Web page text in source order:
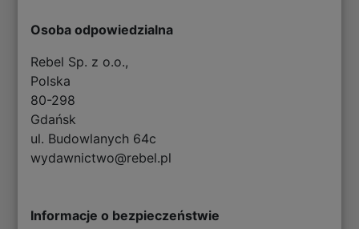
Osoba odpowiedzialna
Rebel Sp. z o.o.,
Polska
80-298
Gdańsk
ul. Budowlanych 64c
wydawnictwo@rebel.pl
Informacje o bezpieczeństwie